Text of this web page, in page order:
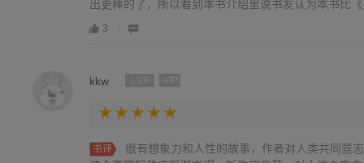
出更棒的了，所以看到本书介绍里说书友认为本书比
3
kkw
书评
很有想象力和人性的故事，作者对人类共同意